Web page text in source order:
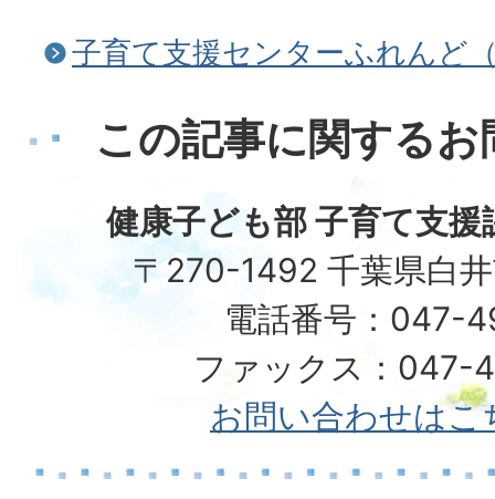
子育て支援センターふれんど
この記事に関する
健康子ども部 子育て支援
〒270-1492 千葉県白
電話番号：047-
ファックス：047-
お問い合わせはこ